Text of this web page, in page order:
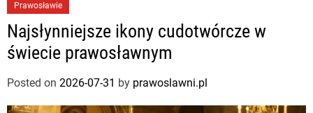
Prawosławie
Najsłynniejsze ikony cudotwórcze w
świecie prawosławnym
Posted on 2026-07-31 by prawoslawni.pl